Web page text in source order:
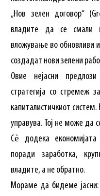
„Нов зелен договор“
владите да се смали
вложување во обновливи
создадат нови зелени
Овие нејасни
стратегија со стремеж
капиталистичкиот
управува. Тој не може да
Сѐ додека
поради заработка,
владите, а не обратно.
Мораме да бидеме